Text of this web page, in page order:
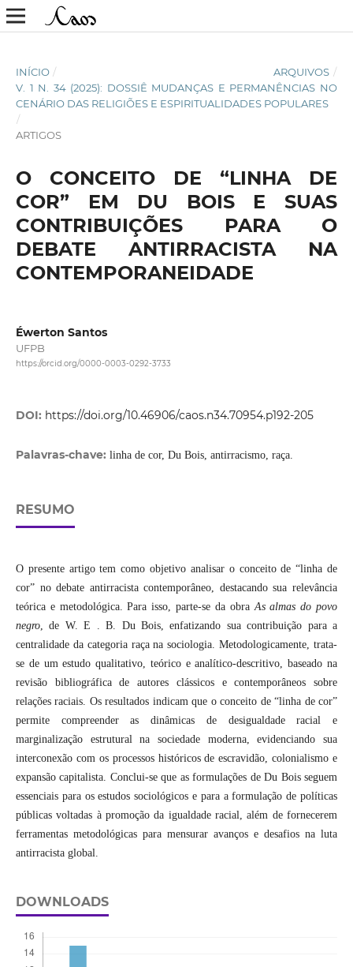
INÍCIO / ARQUIVOS /
V. 1 N. 34 (2025): DOSSIÊ MUDANÇAS E PERMANÊNCIAS NO
CENÁRIO DAS RELIGIÕES E ESPIRITUALIDADES POPULARES
/
ARTIGOS
O CONCEITO DE “LINHA DE
COR” EM DU BOIS E SUAS
CONTRIBUIÇÕES PARA O
DEBATE ANTIRRACISTA NA
CONTEMPORANEIDADE
Éwerton Santos
UFPB
https://orcid.org/0000-0003-0292-3733
DOI: https://doi.org/10.46906/caos.n34.70954.p192-205
Palavras-chave: linha de cor, Du Bois, antirracismo, raça.
RESUMO
O presente artigo tem como objetivo analisar o conceito de “linha de
cor” no debate antirracista contemporâneo, destacando sua relevância
teórica e metodológica. Para isso, parte-se da obraAs almas do povo
negro, de W. E . B. Du Bois, enfatizando sua contribuição para a
centralidade da categoria raça na sociologia. Metodologicamente, trata-
se de um estudo qualitativo, teórico e analítico-descritivo, baseado na
revisão bibliográfica de autores clássicos e contemporâneos sobre
relações raciais. Os resultados indicam que o conceito de “linha de cor”
permite compreender as dinâmicas de desigualdade racial e
marginalização estrutural na sociedade moderna, evidenciando sua
interconexão com os processos históricos de escravidão, colonialismo e
expansão capitalista. Conclui-se que as formulações de Du Bois seguem
essenciais para os estudos sociológicos e para a formulação de políticas
públicas voltadas à promoção da igualdade racial, além de fornecerem
ferramentas metodológicas para mensurar avanços e desafios na luta
antirracista global.
DOWNLOADS